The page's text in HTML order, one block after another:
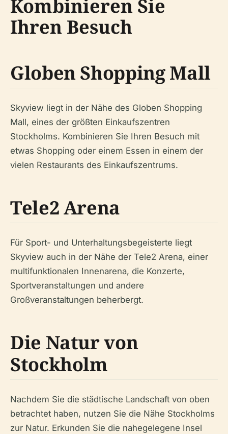
Kombinieren Sie
Ihren Besuch
Globen Shopping Mall
Skyview liegt in der Nähe des Globen Shopping
Mall, eines der größten Einkaufszentren
Stockholms. Kombinieren Sie Ihren Besuch mit
etwas Shopping oder einem Essen in einem der
vielen Restaurants des Einkaufszentrums.
Tele2 Arena
Für Sport- und Unterhaltungsbegeisterte liegt
Skyview auch in der Nähe der Tele2 Arena, einer
multifunktionalen Innenarena, die Konzerte,
Sportveranstaltungen und andere
Großveranstaltungen beherbergt.
Die Natur von
Stockholm
Nachdem Sie die städtische Landschaft von oben
betrachtet haben, nutzen Sie die Nähe Stockholms
zur Natur. Erkunden Sie die nahegelegene Insel